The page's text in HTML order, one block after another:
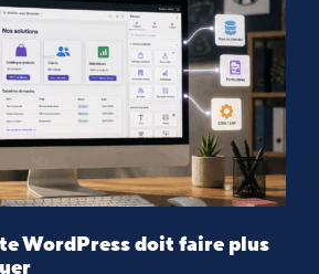
WordPress doit faire plus